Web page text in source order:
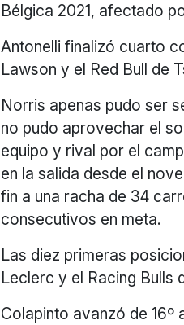
Bélgica 2021, afectado
Antonelli finalizó cuarto
Lawson y el Red Bull de
Norris apenas pudo ser
no pudo aprovechar el
equipo y rival por el
en la salida desde el
fin a una racha de 34
consecutivos en meta.
Las diez primeras
Leclerc y el Racing Bulls
Colapinto avanzó de 16º